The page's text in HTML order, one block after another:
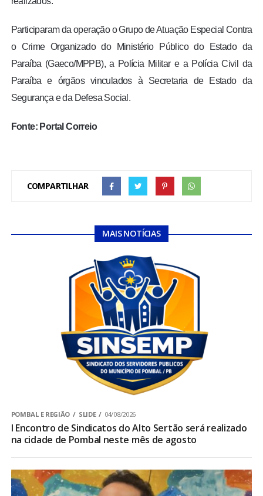
Participaram da operação o Grupo de Atuação Especial Contra
o Crime Organizado do Ministério Público do Estado da
Paraíba (Gaeco/MPPB), a Polícia Militar e a Polícia Civil da
Paraíba e órgãos vinculados à Secretaria de Estado da
Segurança e da Defesa Social.
Fonte: Portal Correio
COMPARTILHAR
MAIS NOTÍCIAS
POMBAL E REGIÃO SLIDE 04/08/2026
I Encontro de Sindicatos do Alto Sertão será realizado
na cidade de Pombal neste mês de agosto